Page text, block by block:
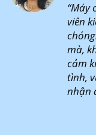
“Máy
viên
mà,
cảm
tình,
nhận